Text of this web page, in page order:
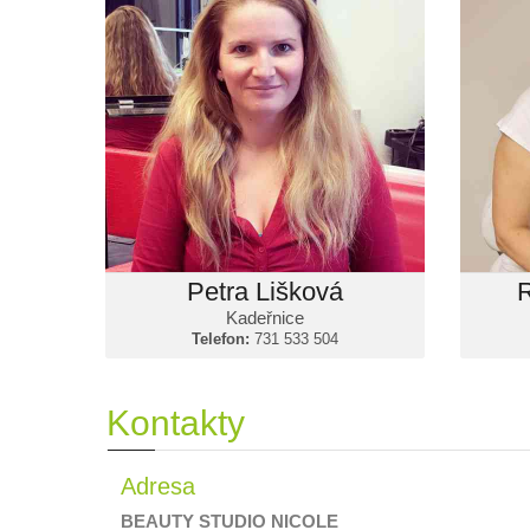
Petra Lišková
Kadeřnice
Telefon: 731 533 504
Kadeřnice
Dámské, pánské a
dětské kadeřnictví.
Komplexní a dokonalý
servis pro Váš účes.
Pracuje s vlasovou
kosmetikou Previa a Milk Shake.
Telefon:
731 533 504
a
Kontakty
Adresa
BEAUTY STUDIO NICOLE